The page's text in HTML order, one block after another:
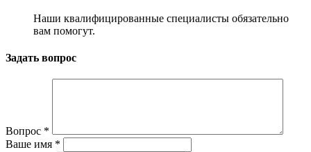
Наши квалифицированные специалисты обязательно
вам помогут.
Задать вопрос
Вопрос *
Ваше имя *